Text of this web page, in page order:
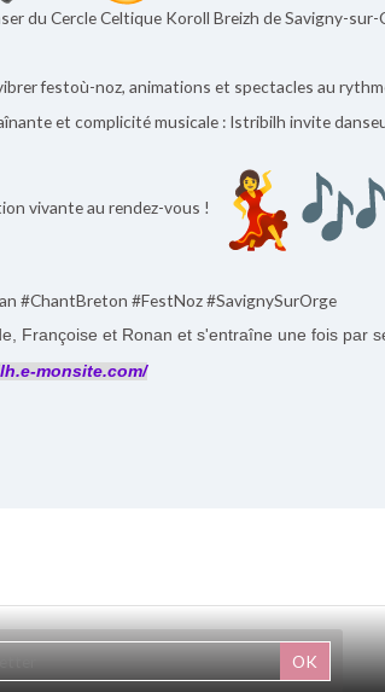
du Cercle Celtique Koroll Breizh de Savigny-sur-
festoù-noz, animations et spectacles au
et complicité musicale : Istribilh invite
vivante au rendez-vous !
#ChantBreton #FestNoz #SavignySurOrge
Françoise et Ronan et s'entraîne une fois par
monsite.com/